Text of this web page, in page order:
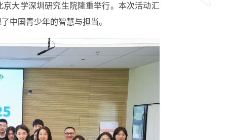
大学深圳研究生院隆重举行。本次活动汇
中国青少年的智慧与担当。